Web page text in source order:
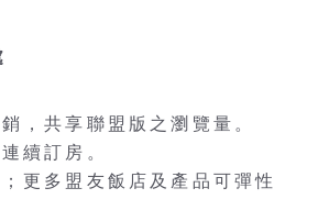
，共享聯盟版之瀏覽量。
續訂房。
更多盟友飯店及產品可彈性